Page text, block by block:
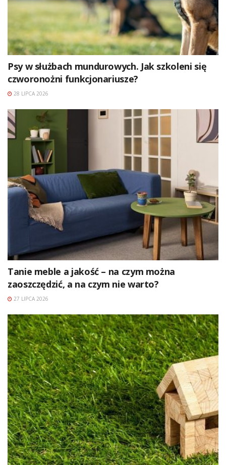
Psy w służbach mundurowych. Jak szkoleni się
czworonożni funkcjonariusze?
28 LIPCA 2026
Tanie meble a jakość – na czym można
zaoszczędzić, a na czym nie warto?
27 LIPCA 2026